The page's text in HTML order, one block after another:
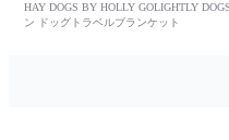
HAY DOGS BY HOLLY GOLIGHTLY
ン ドッグトラベルブランケット